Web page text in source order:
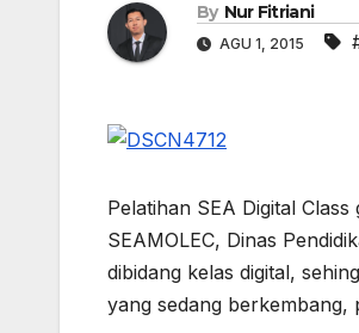
By Nur Fitriani
AGU 1, 2015
Pelatihan SEA Digital
SEAMOLEC, Dinas
dibidang kelas digital,
yang sedang berkembang,